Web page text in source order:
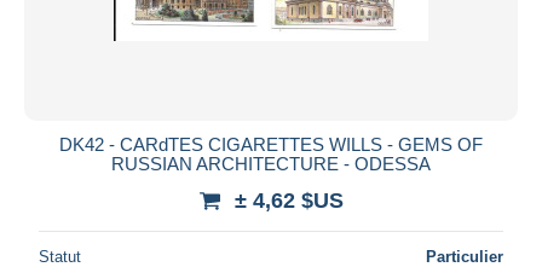
DK42 - CARdTES CIGARETTES WILLS - GEMS OF
RUSSIAN ARCHITECTURE - ODESSA
± 4,62 $US
Statut Particulier